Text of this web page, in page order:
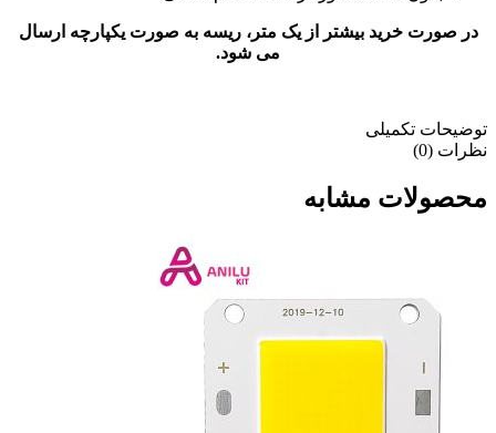
در صورت خرید بیشتر از یک متر، ریسه به صورت یکپارچه ارسال
می شود.
توضیحات تکمیلی
نظرات (0)
محصولات مشابه